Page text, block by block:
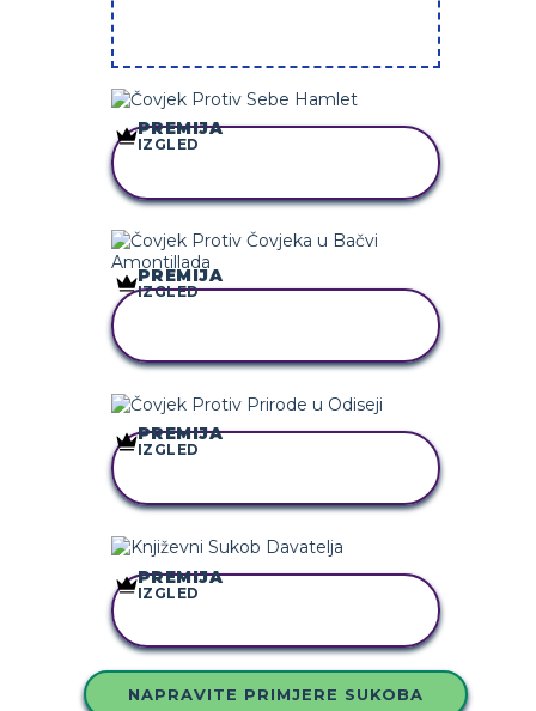
PREMIJA
IZGLED
PREMIJA
IZGLED
PREMIJA
IZGLED
PREMIJA
IZGLED
NAPRAVITE PRIMJERE SUKOBA